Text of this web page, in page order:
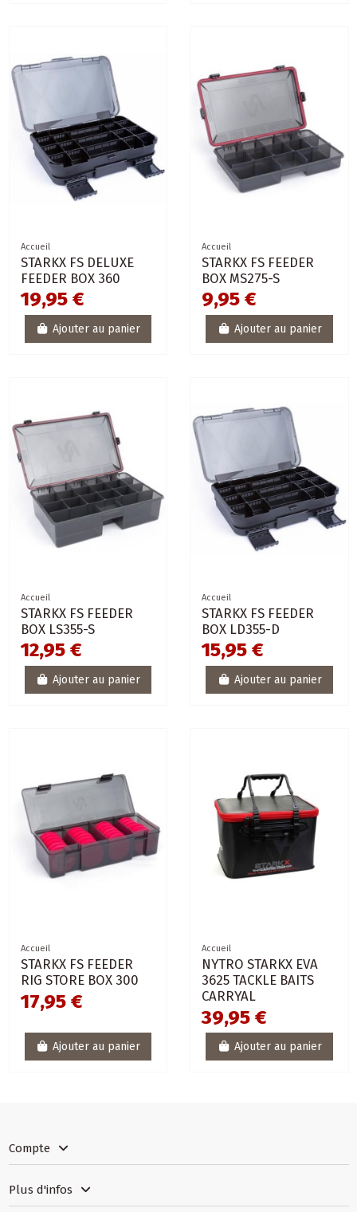
Accueil
STARKX FS DELUXE
FEEDER BOX 360
19,95 €
Ajouter au panier
Accueil
STARKX FS FEEDER
BOX MS275-S
9,95 €
Ajouter au panier
Accueil
STARKX FS FEEDER
BOX LS355-S
12,95 €
Ajouter au panier
Accueil
STARKX FS FEEDER
BOX LD355-D
15,95 €
Ajouter au panier
Accueil
STARKX FS FEEDER
RIG STORE BOX 300
17,95 €
Ajouter au panier
Accueil
NYTRO STARKX EVA
3625 TACKLE BAITS
CARRYAL
39,95 €
Ajouter au panier
Compte
Plus d'infos